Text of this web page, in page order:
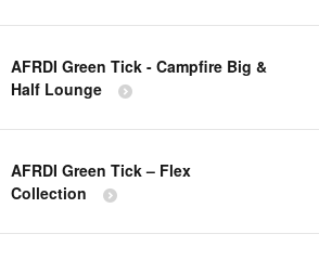
AFRDI Green Tick - Campfire Big &
Half Lounge
AFRDI Green Tick – Flex
Collection